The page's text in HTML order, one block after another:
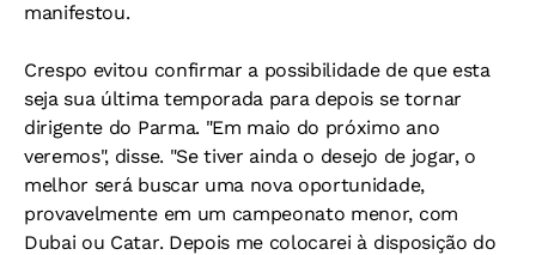
manifestou.
Crespo evitou confirmar a possibilidade de que esta
seja sua última temporada para depois se tornar
dirigente do Parma. "Em maio do próximo ano
veremos", disse. "Se tiver ainda o desejo de jogar, o
melhor será buscar uma nova oportunidade,
provavelmente em um campeonato menor, com
Dubai ou Catar. Depois me colocarei à disposição do